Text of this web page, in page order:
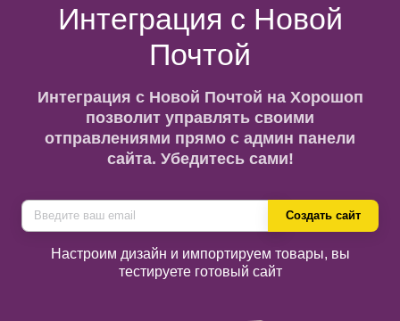
Интеграция с Новой
Почтой
Интеграция с Новой Почтой на Хорошоп
позволит управлять своими
отправлениями прямо с админ панели
сайта. Убедитесь сами!
Создать сайт
Настроим дизайн и импортируем товары, вы
тестируете готовый сайт